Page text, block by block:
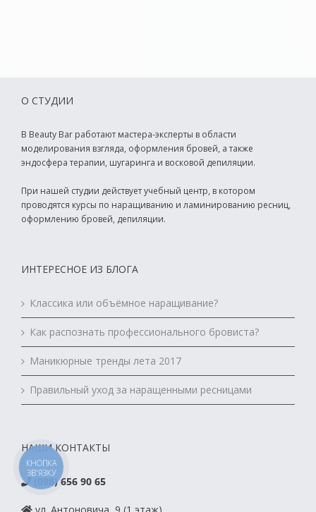
О СТУДИИ
В Beauty Bar работают мастера-эксперты в области
моделирования взгляда, оформления бровей, а также
эндосфера терапии, шугаринга и восковой депиляции.
При нашей студии действует учебный центр, в котором
проводятся курсы по наращиванию и ламинированию ресниц,
оформлению бровей, депиляции.
ИНТЕРЕСНОЕ ИЗ БЛОГА
Классика или объёмное наращивание?
Как распознать профессионального бровиста?
Маникюрные тренды лета 2017
Правильный уход за наращенными ресницами
НАШИ КОНТАКТЫ
(098) 656 90 65
КНОПКА
ЗВ'ЯЗКУ